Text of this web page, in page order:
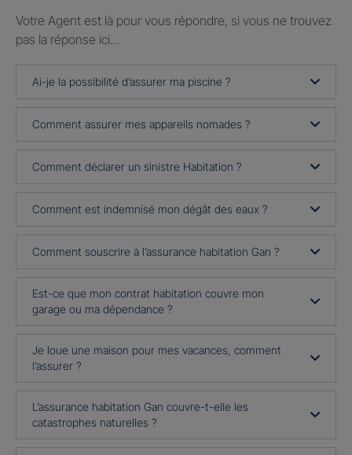
Votre Agent est là pour vous répondre, si vous ne trouvez
pas la réponse ici…
Ai-je la possibilité d’assurer ma piscine ?
Comment assurer mes appareils nomades ?
Comment déclarer un sinistre Habitation ?
Comment est indemnisé mon dégât des eaux ?
Comment souscrire à l’assurance habitation Gan ?
Est-ce que mon contrat habitation couvre mon
garage ou ma dépendance ?
Je loue une maison pour mes vacances, comment
l’assurer ?
L’assurance habitation Gan couvre-t-elle les
catastrophes naturelles ?